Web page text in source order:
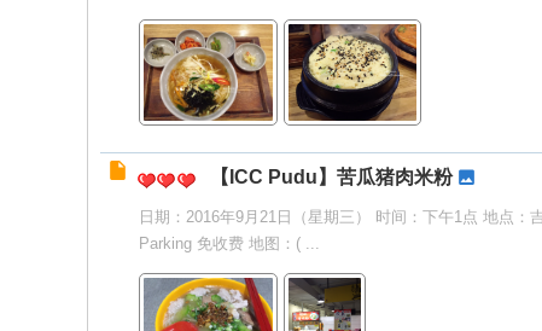
【ICC Pudu】苦瓜猪肉米粉
日期：2016年9月21日（星期三） 时间：下午1点 地点
Parking 免收费 地图：( ...